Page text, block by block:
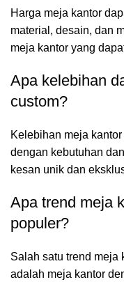
Harga meja kantor
material, desain, dan
meja kantor yang
Apa kelebihan
custom?
Kelebihan meja
dengan kebutuhan
kesan unik dan
Apa trend meja
populer?
Salah satu trend meja
adalah meja kantor